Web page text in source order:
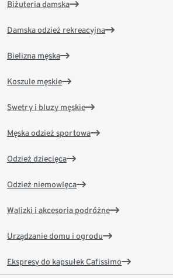
Biżuteria damska
Damska odzież rekreacyjna
Bielizna męska
Koszule męskie
Swetry i bluzy męskie
Męska odzież sportowa
Odzież dziecięca
Odzież niemowlęca
Walizki i akcesoria podróżne
Urządzanie domu i ogrodu
Ekspresy do kapsułek Cafissimo